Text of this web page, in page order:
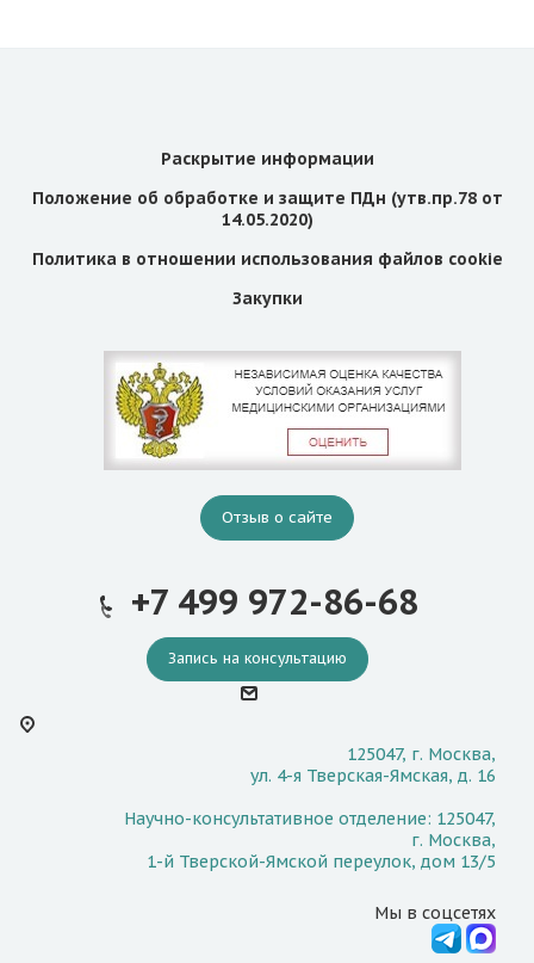
Раскрытие информации
Положение об обработке и защите ПДн (утв.пр.78 от
14.05.2020)
Политика в отношении использования файлов cookie
Закупки
Отзыв о сайте
+7 499 972-86-68
Запись на консультацию
125047, г. Москва,
ул. 4-я Тверская-Ямская, д. 16
Научно-консультативное отделение: 125047,
г. Москва,
1-й Тверской-Ямской переулок, дом 13/5
Мы в соцсетях